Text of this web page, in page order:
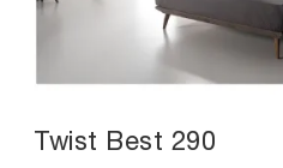
Twist Best 290